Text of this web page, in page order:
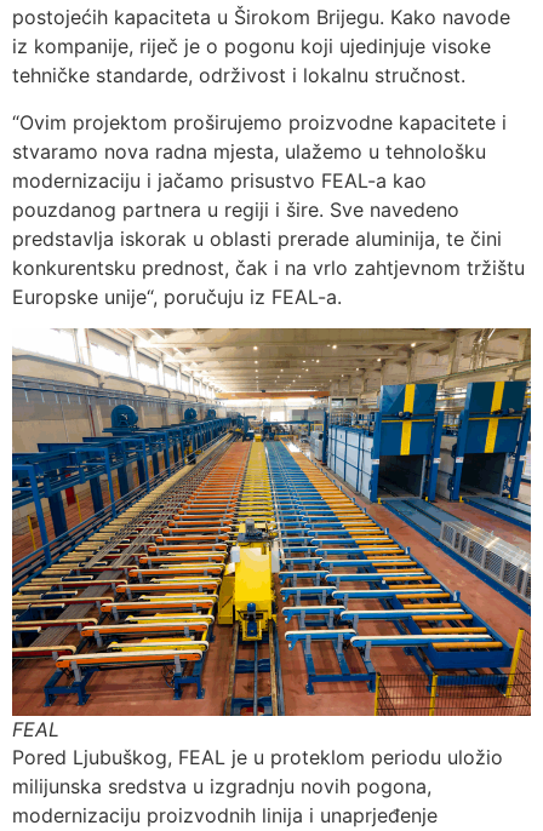
postojećih kapaciteta u Širokom Brijegu. Kako navode
iz kompanije, riječ je o pogonu koji ujedinjuje visoke
tehničke standarde, održivost i lokalnu stručnost.
“Ovim projektom proširujemo proizvodne kapacitete i
stvaramo nova radna mjesta, ulažemo u tehnološku
modernizaciju i jačamo prisustvo FEAL-a kao
pouzdanog partnera u regiji i šire. Sve navedeno
predstavlja iskorak u oblasti prerade aluminija, te čini
konkurentsku prednost, čak i na vrlo zahtjevnom tržištu
Europske unije“, poručuju iz FEAL-a.
FEAL
Pored Ljubuškog, FEAL je u proteklom periodu uložio
milijunska sredstva u izgradnju novih pogona,
modernizaciju proizvodnih linija i unaprjeđenje